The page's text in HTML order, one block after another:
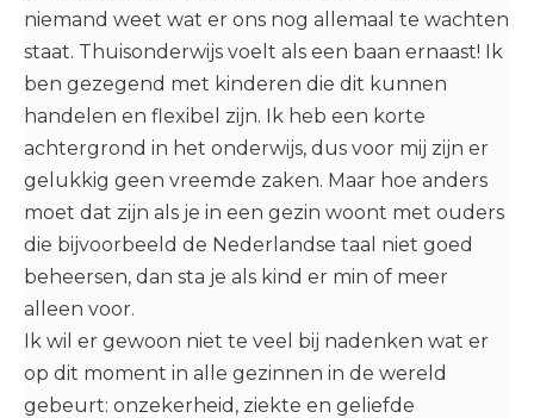
niemand weet wat er ons nog allemaal te wachten
staat. Thuisonderwijs voelt als een baan ernaast! Ik
ben gezegend met kinderen die dit kunnen
handelen en flexibel zijn. Ik heb een korte
achtergrond in het onderwijs, dus voor mij zijn er
gelukkig geen vreemde zaken. Maar hoe anders
moet dat zijn als je in een gezin woont met ouders
die bijvoorbeeld de Nederlandse taal niet goed
beheersen, dan sta je als kind er min of meer
alleen voor.
Ik wil er gewoon niet te veel bij nadenken wat er
op dit moment in alle gezinnen in de wereld
gebeurt: onzekerheid, ziekte en geliefde